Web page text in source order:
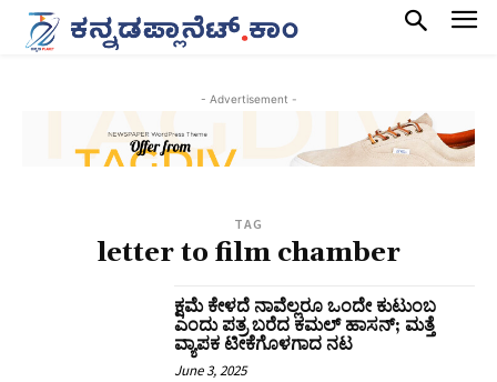
- Advertisement -
TAG
letter to film chamber
ಕ್ಷಮೆ ಕೇಳದೆ ನಾವೆಲ್ಲರೂ ಒಂದೇ ಕುಟುಂಬ
ಎಂದು ಪತ್ರ ಬರೆದ ಕಮಲ್‌ ಹಾಸನ್;‌ ಮತ್ತೆ
ವ್ಯಾಪಕ ಟೀಕೆಗೊಳಗಾದ ನಟ
June 3, 2025